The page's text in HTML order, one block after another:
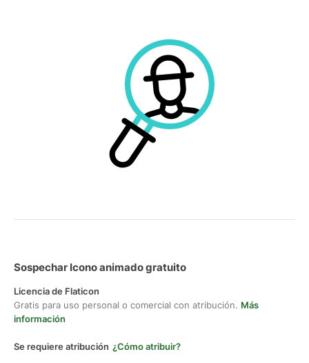
Sospechar Icono animado gratuito
Licencia de Flaticon
Gratis para uso personal o comercial con atribución. Más
información
Se requiere atribución ¿Cómo atribuir?